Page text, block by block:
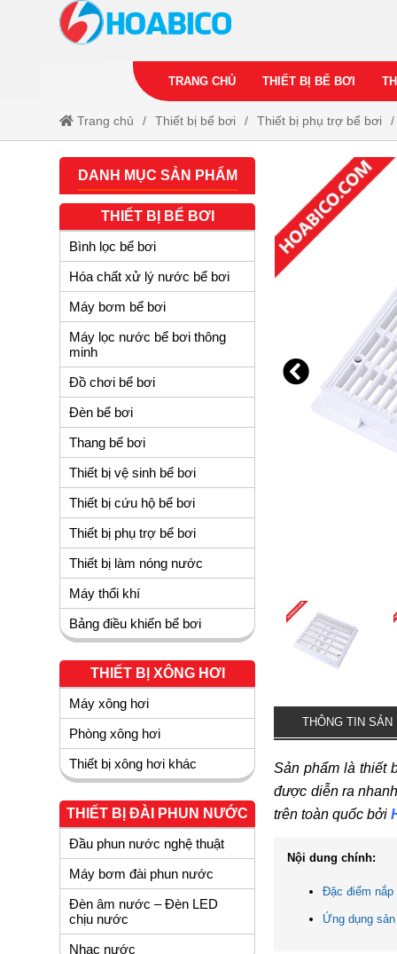
TRANG CHỦ THIẾT BỊ BỂ BƠI
Trang chủ Thiết bị bể bơi Thiết bị phụ trợ bể bơi
THÔNG TIN SẢN
Sản phẩm là thiết
được diễn ra
trên toàn quốc bởi
Nội dung chính:
Đặc điểm nắp
Ứng dụng
DANH MỤC SẢN PHẨM
THIẾT BỊ BỂ BƠI
Bình lọc bể bơi
Hóa chất xử lý nước bể bơi
Máy bơm bể bơi
Máy lọc nước bể bơi thông
minh
Đồ chơi bể bơi
Đèn bể bơi
Thang bể bơi
Thiết bị vệ sinh bể bơi
Thiết bị cứu hộ bể bơi
Thiết bị phụ trợ bể bơi
Thiết bị làm nóng nước
Máy thổi khí
Bảng điều khiển bể bơi
THIẾT BỊ XÔNG HƠI
Máy xông hơi
Phòng xông hơi
Thiết bị xông hơi khác
THIẾT BỊ ĐÀI PHUN NƯỚC
Đầu phun nước nghệ thuật
Máy bơm đài phun nước
Đèn âm nước – Đèn LED
chịu nước
Nhạc nước